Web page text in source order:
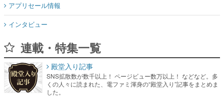
アプリセール情報
インタビュー
連載・特集一覧
殿堂入り記事
SNS拡散数が数千以上！ ページビュー数万以上！ などなど。多
くの人々に読まれた、電ファミ渾身の“殿堂入り”記事をまとめま
した。